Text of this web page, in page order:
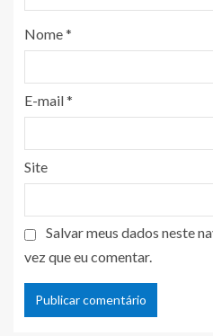
Nome*
E-mail*
Site
Salvar meus dados neste
vez que eu comentar.